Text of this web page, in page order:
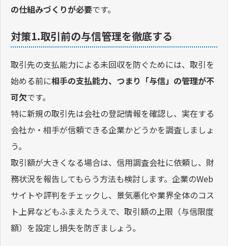
の仕組みづくりが必要です。
対策1.取引前の与信管理を徹底する
取引先の支払能力による未回収を防ぐためには、取引を
始める前に相手の支払能力、つまり「与信」の管理が不
可欠です。
特に新規の取引先は会社の登記情報を確認し、実在する
会社か・相手が信頼できる企業かどうかを調査しましょ
う。
取引額が大きくなる場合は、信用調査会社に依頼し、財
務状況を報告してもらう方法も検討します。企業のWeb
サイトや評判をチェックし、景気悪化や業界全体のコス
ト上昇などもふまえたうえで、取引額の上限（与信限度
額）を設定し損失を防ぎましょう。